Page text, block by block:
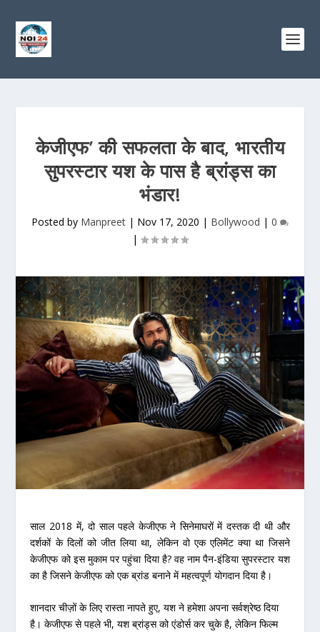
केजीएफ’ की सफलता के बाद, भारतीय
सुपरस्टार यश के पास है ब्रांड्स का
भंडार!
Posted by Manpreet | Nov 17, 2020 | Bollywood | 0
|
साल 2018 में, दो साल पहले केजीएफ ने सिनेमाघरों में दस्तक दी थी और
दर्शकों के दिलों को जीत लिया था, लेकिन वो एक एलिमेंट क्या था जिसने
केजीएफ को इस मुकाम पर पहुंचा दिया है? वह नाम पैन-इंडिया सुपरस्टार यश
का है जिसने केजीएफ को एक ब्रांड बनाने में महत्वपूर्ण योगदान दिया है।
शानदार चीज़ों के लिए रास्ता नापते हुए, यश ने हमेशा अपना सर्वश्रेष्ठ दिया
है। केजीएफ से पहले भी, यश ब्रांड्स को एंडोर्स कर चुके है, लेकिन फिल्म